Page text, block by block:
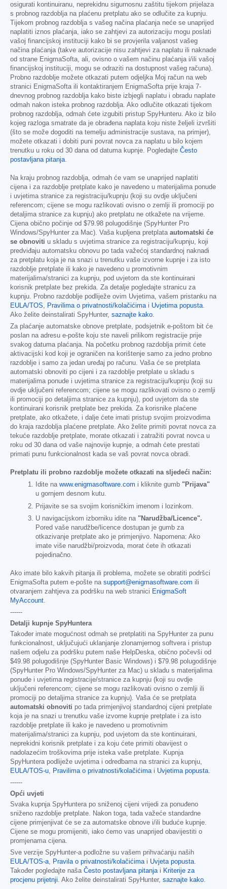
osigurati kontinuiranu, neprekidnu sigurnosnu zaštitu tijekom prijelaza
s probnog razdoblja na plaćenu pretplatu ako se odlučite za kupnju.
Tijekom probnog razdoblja s vašeg načina plaćanja neće se unaprijed
naplatiti iznos plaćanja, iako se zahtjevi za autorizaciju mogu poslati
vašoj financijskoj instituciji kako bi se provjerila valjanost vašeg
načina plaćanja (takve autorizacije nisu zahtjevi za naplatu ili naknade
od strane EnigmaSofta, ali, ovisno o vašem načinu plaćanja i/ili vašoj
financijskoj instituciji, mogu se odraziti na dostupnost vašeg računa).
Probno razdoblje možete otkazati putem odjeljka Moj račun na web
stranici EnigmaSofta ili kontaktiranjem EnigmaSofta prije kraja 7-
dnevnog probnog razdoblja kako biste izbjegli naplatu i obradu naplate
odmah nakon isteka probnog razdoblja. Ako odlučite otkazati tijekom
probnog razdoblja, odmah ćete izgubiti pristup SpyHunteru. Ako iz bilo
kojeg razloga smatrate da je obrađena naplata koju niste željeli izvršiti
(što se može dogoditi na temelju administracije sustava, na primjer),
možete otkazati i dobiti puni povrat novca za naplatu u bilo kojem
trenutku u roku od 30 dana od datuma kupnje. Pogledajte Često
postavljana pitanja.
Na kraju probnog razdoblja, odmah će vam se unaprijed naplatiti
cijena i za razdoblje pretplate kako je navedeno u materijalima ponude
i uvjetima stranice za registraciju/kupnju (koji su ovdje uključeni
referencom; cijene se mogu razlikovati ovisno o zemlji ili promociji po
detaljima stranice za kupnju) ako pretplatu ne otkažete na vrijeme.
Cijena obično počinje od $79.98 polugodišnje (SpyHunter Pro
Windows/SpyHunter za Mac). Vaša kupljena pretplata automatski će
se obnoviti u skladu s uvjetima stranice za registraciju/kupnju, koji
predviđaju automatsku obnovu po tada važećoj standardnoj naknadi
za pretplatu koja je na snazi u trenutku vaše izvorne kupnje i za isto
razdoblje pretplate ili kako je navedeno u promotivnim
materijalima/stranici za kupnju, pod uvjetom da ste kontinuirani
korisnik pretplate bez prekida. Za detalje pogledajte stranicu za
kupnju. Probno razdoblje podliježe ovim Uvjetima, vašem pristanku na
EULA/TOS, Pravilima o privatnosti/kolačićimai Uvjetima popusta.
Ako želite deinstalirati SpyHunter, saznajte kako.
Za plaćanje automatske obnove pretplate, podsjetnik e-poštom bit će
poslan na adresu e-pošte koju ste naveli prilikom registracije prije
svakog datuma plaćanja. Na početku probnog razdoblja primit ćete
aktivacijski kod koji je ograničen na korištenje samo za jedno probno
razdoblje i samo za jedan uređaj po računu. Vaša će se pretplata
automatski obnoviti po cijeni i za razdoblje pretplate u skladu s
materijalima ponude i uvjetima stranice za registraciju/kupnju (koji su
ovdje uključeni referencom; cijene se mogu razlikovati ovisno o zemlji
ili promociji po detaljima stranice za kupnju), pod uvjetom da ste
kontinuirani korisnik pretplate bez prekida. Za korisnike plaćene
pretplate, ako otkažete, i dalje ćete imati pristup svojim proizvodima
do kraja razdoblja plaćene pretplate. Ako želite primiti povrat novca za
tekuće razdoblje pretplate, morate otkazati i zatražiti povrat novca u
roku od 30 dana od vaše najnovije kupnje, a odmah ćete prestati
primati punu funkcionalnost kada se vaš povrat novca obradi.
Pretplatu ili probno razdoblje možete otkazati na sljedeći način:
Idite na www.enigmasoftware.com i kliknite gumb "Prijava"
u gornjem desnom kutu.
Prijavite se sa svojim korisničkim imenom i lozinkom.
U navigacijskom izborniku idite na "Narudžba/Licence".
Pored vaše narudžbe/licence dostupan je gumb za
otkazivanje pretplate ako je primjenjivo. Napomena: Ako
imate više narudžbi/proizvoda, morat ćete ih otkazati
pojedinačno.
Ako imate bilo kakvih pitanja ili problema, možete se obratiti podršci
EnigmaSofta putem e-pošte na support@enigmasoftware.com ili
otvaranjem zahtjeva za podršku na web stranici EnigmaSoft
MyAccount
------
Detalji kupnje SpyHuntera
Također imate mogućnost odmah se pretplatiti na SpyHunter za punu
funkcionalnost, uključujući uklanjanje zlonamjernog softvera i pristup
našem odjelu za podršku putem naše HelpDeska, obično počevši od
$49.98 polugodišnje (SpyHunter Basic Windows) i $79.98 polugodišnje
(SpyHunter Pro Windows/SpyHunter za Mac) u skladu s materijalima
ponude i uvjetima registracije/stranice za kupnju (koji su ovdje
uključeni referencom; cijene se mogu razlikovati ovisno o zemlji ili
promociji po detaljima stranice za kupnju). Vaša će se pretplata
automatski obnoviti po tada primjenjivoj standardnoj cijeni pretplate
koja je na snazi u trenutku vaše izvorne kupnje pretplate i za isto
razdoblje pretplate ili kako je navedeno u promotivnim
materijalima/stranici za kupnju, pod uvjetom da ste kontinuirani,
neprekidni korisnik pretplate i za koju ćete primiti obavijest o
nadolazećim troškovima prije isteka vaše pretplate. Kupnja
SpyHuntera podliježe uvjetima i odredbama na stranici za kupnju,
EULA/TOS-u
Pravilima o privatnosti/kolačićima i Uvjetima popusta
------
Opći uvjeti
Svaka kupnja SpyHuntera po sniženoj cijeni vrijedi za ponuđeno
sniženo razdoblje pretplate. Nakon toga, tada važeće standardne
cijene primjenjivat će se za automatske obnove i/ili buduće kupnje.
Cijene se mogu promijeniti, iako ćemo vas unaprijed obavijestiti o
promjenama cijena.
Sve verzije SpyHunter-a podložne su vašem prihvaćanju naših
EULA/TOS-a
Pravila o privatnosti/kolačićima i Uvjeta popusta
Također pogledajte naša Često postavljana pitanja i Kriterije za
procjenu prijetnji . Ako želite deinstalirati SpyHunter, saznajte kako